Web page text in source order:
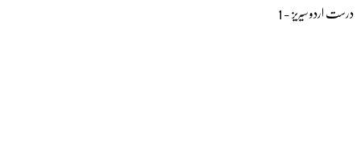
درست اردو سیریز - 1